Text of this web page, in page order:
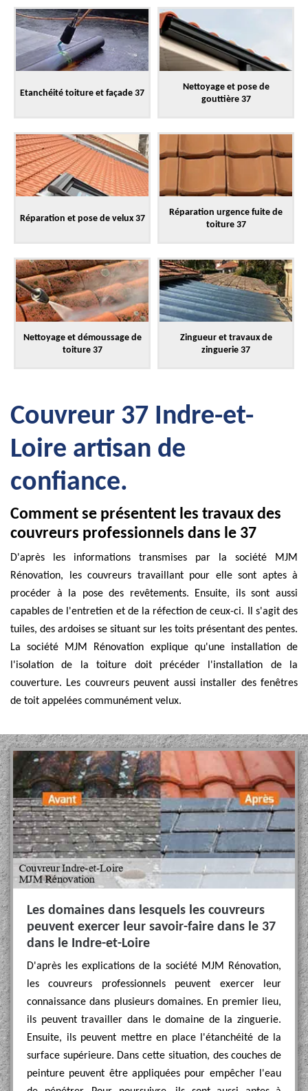
Etanchéité toiture et façade 37
Nettoyage et pose de
gouttière 37
Réparation et pose de velux 37
Réparation urgence fuite de
toiture 37
Nettoyage et démoussage de
toiture 37
Zingueur et travaux de
zinguerie 37
Couvreur 37 Indre-et-
Loire artisan de
confiance.
Comment se présentent les travaux des
couvreurs professionnels dans le 37
D'après les informations transmises par la société MJM
Rénovation, les couvreurs travaillant pour elle sont aptes à
procéder à la pose des revêtements. Ensuite, ils sont aussi
capables de l'entretien et de la réfection de ceux-ci. Il s'agit des
tuiles, des ardoises se situant sur les toits présentant des pentes.
La société MJM Rénovation explique qu'une installation de
l'isolation de la toiture doit précéder l'installation de la
couverture. Les couvreurs peuvent aussi installer des fenêtres
de toit appelées communément velux.
Les domaines dans lesquels les couvreurs
peuvent exercer leur savoir-faire dans le 37
dans le Indre-et-Loire
D'après les explications de la société MJM Rénovation,
les couvreurs professionnels peuvent exercer leur
connaissance dans plusieurs domaines. En premier lieu,
ils peuvent travailler dans le domaine de la zinguerie.
Ensuite, ils peuvent mettre en place l'étanchéité de la
surface supérieure. Dans cette situation, des couches de
peinture peuvent être appliquées pour empêcher l'eau